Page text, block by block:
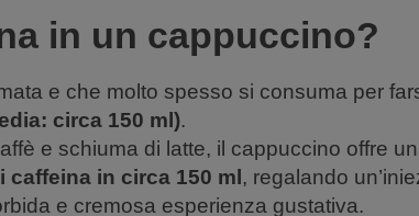
in un cappuccino?
e che molto spesso si consuma per
circa 150 ml).
e schiuma di latte, il cappuccino offre
caffeina in circa 150 ml , regalando
e cremosa esperienza gustativa.